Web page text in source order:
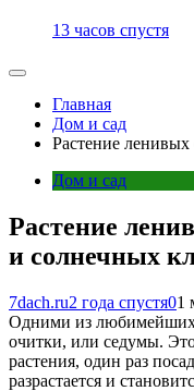
13 часов спустя
Главная
Дом и сад
Растение
Дом и сад
Растение
и солнечных
7dach.ru2 года спустя01
Одними из любимейших
очитки, или седумы.
растения, один раз
разрастается и